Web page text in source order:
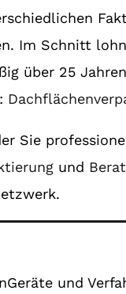
Im Schnitt
über 25
Sie
und
und